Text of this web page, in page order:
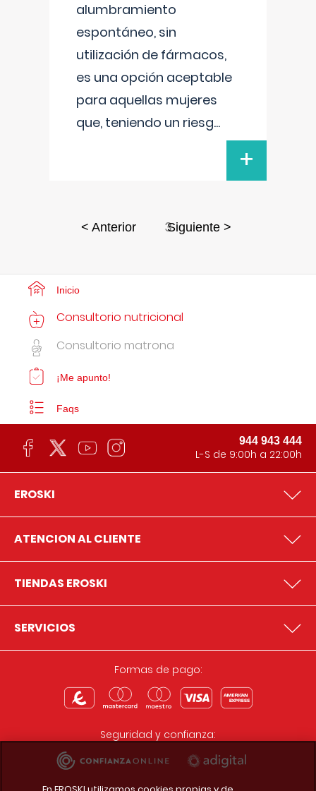
alumbramiento
espontáneo, sin
utilización de fármacos,
es una opción aceptable
para aquellas mujeres
que, teniendo un riesg...
+
< Anterior 3Siguiente >
Inicio
Consultorio nutricional
Consultorio matrona
¡Me apunto!
Faqs
944 943 444
L-S de 9:00h a 22:00h
EROSKI
ATENCION AL CLIENTE
TIENDAS EROSKI
SERVICIOS
Formas de pago:
Seguridad y confianza: